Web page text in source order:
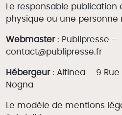
Le responsable publication
physique ou une personne
Webmaster : Publipresse –
contact@publipresse.fr
Hébergeur : Altinea – 9
Nogna
Le modèle de mentions